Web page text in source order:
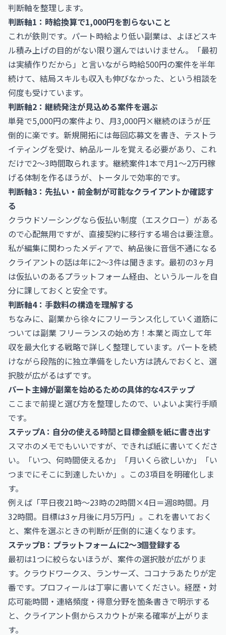
判断軸を整理します。
判断軸1：時給換算で1,000円を割らないこと
これが鉄則です。パート時給より低い副業は、よほどスキ
ル積み上げの目的がない限り選んではいけません。「最初
は実績作りだから」と言いながら時給500円の案件を半年
続けて、結局スキルも収入も伸びなかった、という相談を
何度も受けています。
判断軸2：継続発注が見込める案件を選ぶ
単発で5,000円の案件より、月3,000円×継続のほうが圧
倒的に楽です。新規開拓には毎回応募文を書き、テストラ
イティングを受け、納品ルールを覚える必要があり、これ
だけで2〜3時間取られます。継続案件1本で月1〜2万円稼
げる体制を作るほうが、トータルで効率的です。
判断軸3：先払い・前金制が可能なクライアントか確認す
る
クラウドソーシングなら仮払い制度（エスクロー）がある
ので心配無用ですが、直接契約に移行する場合は要注意。
私が編集に関わったメディアで、納品後に音信不通になる
クライアントの話は年に2〜3件は聞きます。最初の3ヶ月
は仮払いのあるプラットフォーム経由、というルールを自
分に課しておくと安全です。
判断軸4：手数料の構造を理解する
ちなみに、副業から徐々にフリーランス化していく道筋に
ついては副業 フリーランスの始め方！本業と両立して年
収を最大化する戦略で詳しく整理しています。パートを続
けながら段階的に独立準備をしたい方は読んでおくと、選
択肢が広がるはずです。
パート主婦が副業を始めるための具体的な4ステップ
ここまで前提と選び方を整理したので、いよいよ実行手順
です。
ステップA：自分の使える時間と目標金額を紙に書き出す
スマホのメモでもいいですが、できれば紙に書いてくださ
い。「いつ、何時間使えるか」「月いくら欲しいか」「い
つまでにそこに到達したいか」。この3項目を明確化しま
す。
例えば「平日夜21時〜23時の2時間×4日＝週8時間。月
32時間。目標は3ヶ月後に月5万円」。これを書いておく
と、案件を選ぶときの判断が圧倒的に速くなります。
ステップB：プラットフォームに2〜3個登録する
最初は1つに絞らないほうが、案件の選択肢が広がりま
す。クラウドワークス、ランサーズ、ココナラあたりが定
番です。プロフィールは丁寧に書いてください。経歴・対
応可能時間・連絡頻度・得意分野を箇条書きで明示する
と、クライアント側からスカウトが来る確率が上がりま
す。